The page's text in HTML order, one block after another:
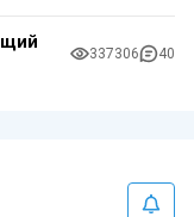
337306 40